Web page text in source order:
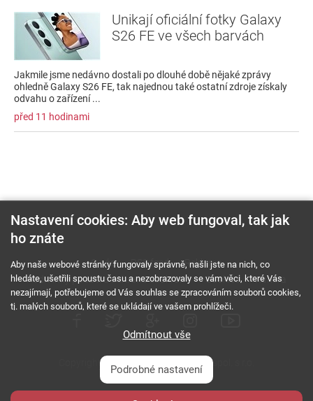
Unikají oficiální fotky Galaxy
S26 FE ve všech barvách
Jakmile jsme nedávno dostali po dlouhé době nějaké zprávy
ohledně Galaxy S26 FE, tak najednou také ostatní zdroje získaly
odvahu o zařízení ...
před 11 hodinami
O nás RSS feed
Reklama
Podmínky použití a ochrana soukromí
Cookies Kariéra
Copyright © 2000 - 2026 NetComp, spol. s r.o.
Všechna práva vyhrazena.
Nastavení cookies: Aby web fungoval, tak jak
ho znáte
Aby naše webové stránky fungovaly správně, našli jste na nich, co
hledáte, ušetřili spoustu času a nezobrazovaly se vám věci, které Vás
nezajímají, potřebujeme od Vás souhlas se zpracováním souborů cookies,
tj. malých souborů, které se ukládají ve vašem prohlížeči.
Odmítnout vše
Podrobné nastavení